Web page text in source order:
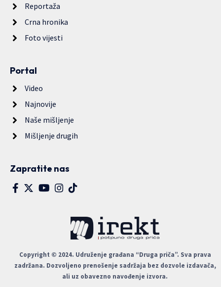
Reportaža
Crna hronika
Foto vijesti
Portal
Video
Najnovije
Naše mišljenje
Mišljenje drugih
Zapratite nas
Copyright © 2024. Udruženje građana “Druga priča”. Sva prava
zadržana. Dozvoljeno prenošenje sadržaja bez dozvole izdavača,
ali uz obavezno navođenje izvora.